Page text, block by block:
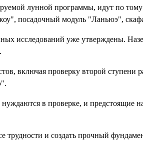
лунной программы, идут по
посадочный модуль "Ланьюэ",
исследований уже утверждены.
включая проверку второй
в проверке, и предстоящие
трудности и создать прочный